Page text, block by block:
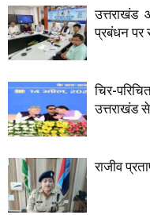
प्रबंधन पर
चिर-
उत्तराखंड
राजीव